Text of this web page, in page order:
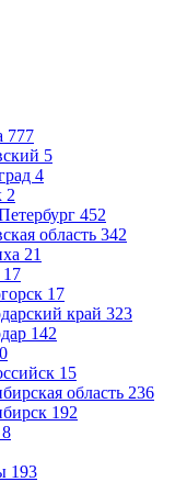
777
5
4
2
452
область 342
21
17
17
край 323
142
15
область 236
192
8
193